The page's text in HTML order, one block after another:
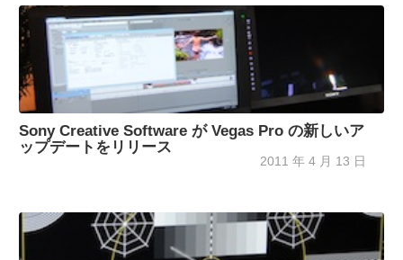
Sony Creative Software が Vegas Pro の新しいア
ップデートをリリース
2011 年 4 月 13 日